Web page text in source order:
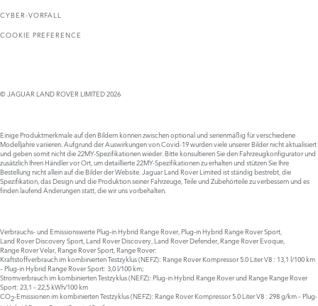
CYBER-VORFALL
COOKIE PREFERENCE
© JAGUAR LAND ROVER LIMITED 2026
Einige Produktmerkmale auf den Bildern können zwischen optional und serienmäßig für verschiedene
Modelljahre variieren. Aufgrund der Auswirkungen von Covid-19 wurden viele unserer Bilder nicht aktualisiert
und geben somit nicht die 22MY-Spezifikationen wieder. Bitte konsultieren Sie den Fahrzeugkonfigurator und
zusätzlich Ihren Händler vor Ort, um detaillierte 22MY-Spezifikationen zu erhalten und stützen Sie Ihre
Bestellung nicht allein auf die Bilder der Website. Jaguar Land Rover Limited ist ständig bestrebt, die
Spezifikation, das Design und die Produktion seiner Fahrzeuge, Teile und Zubehörteile zu verbessern und es
finden laufend Änderungen statt, die wir uns vorbehalten.
Verbrauchs- und Emissionswerte Plug‑in Hybrid Range Rover, Plug‑in Hybrid Range Rover Sport,
Land Rover Discovery Sport, Land Rover Discovery, Land Rover Defender, Range Rover Evoque,
Range Rover Velar, Range Rover Sport, Range Rover:
Kraftstoffverbrauch im kombinierten Testzyklus (NEFZ): Range Rover Kompressor 5.0 Liter V8 : 13,1 l/100 km
– Plug-in Hybrid Range Rover Sport: 3,0 l/100 km;
Stromverbrauch im kombinierten Testzyklus (NEFZ): Plug-in Hybrid Range Rover und Range Range Rover
Sport: 23,1 – 22,5 kWh/100 km
CO2-Emissionen im kombinierten Testzyklus (NEFZ): Range Rover Kompressor 5.0 Liter V8 : 298 g/km – Plug-